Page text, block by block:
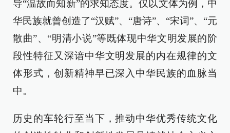
导“温故而知新”的求知态度。仅以文体为例，中
华民族就曾创造了“汉赋”、“唐诗”、“宋词”、“元
散曲”、“明清小说”等既体现中华文明发展的阶
段性特征又深谙中华文明发展的内在规律的文
体形式，创新精神早已深入中华民族的血脉当
中。
历史的车轮行至当下，推动中华优秀传统文化